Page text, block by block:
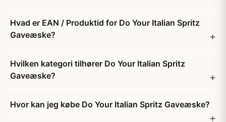
Hvad er EAN / Produktid for Do Your Italian Spritz
Gaveæske?
Hvilken kategori tilhører Do Your Italian Spritz
Gaveæske?
Hvor kan jeg købe Do Your Italian Spritz Gaveæske?